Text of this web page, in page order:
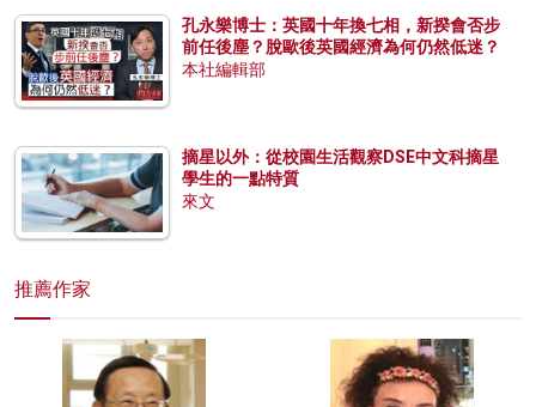
孔永樂博士：英國十年換七相，新揆會否步
前任後塵？脫歐後英國經濟為何仍然低迷？
本社編輯部
摘星以外：從校園生活觀察DSE中文科摘星
學生的一點特質
來文
推薦作家